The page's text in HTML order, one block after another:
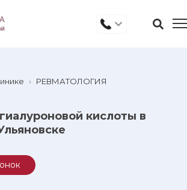
РЕВМАТОЛОГИЯ
кислоты в